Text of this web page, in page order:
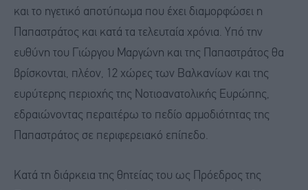
και το ηγετικό αποτύπωμα που έχει διαμορφώσει η
Παπαστράτος και κατά τα τελευταία χρόνια. Υπό την
ευθύνη του Γιώργου Μαργώνη και της Παπαστράτος θα
βρίσκονται, πλέον, 12 χώρες των Βαλκανίων και της
ευρύτερης περιοχής της Νοτιοανατολικής Ευρώπης,
εδραιώνοντας περαιτέρω το πεδίο αρμοδιότητας της
Παπαστράτος σε περιφερειακό επίπεδο.
Κατά τη διάρκεια της θητείας του ως Πρόεδρος της